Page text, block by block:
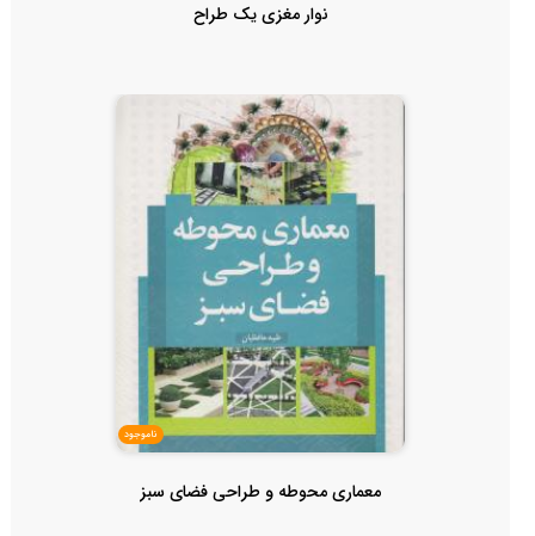
نوار مغزی یک طراح
ناموجود
معماری محوطه و طراحی فضای سبز